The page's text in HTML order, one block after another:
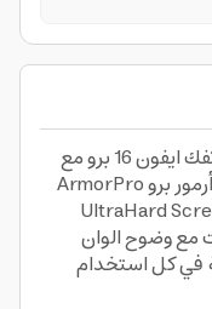
استمتع بحماية متكاملة لشاشة هاتفك ايفون 16 برو مع
واقي شاشة زجاجي فائق الصلابة من أرمور برو ArmorPro
UltraHard
وضوح الوان
كل استخدام